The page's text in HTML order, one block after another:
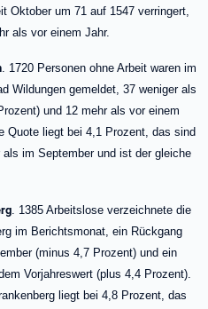
Oktober um 71 auf 1547 verringert,
als vor einem Jahr.
. 1720 Personen ohne Arbeit waren im
Wildungen gemeldet, 37 weniger als
und 12 mehr als vor einem
Quote liegt bei 4,1 Prozent, das sind
im September und ist der gleiche
. 1385 Arbeitslose verzeichnete die
im Berichtsmonat, ein Rückgang
(minus 4,7 Prozent) und ein
Vorjahreswert (plus 4,4 Prozent).
liegt bei 4,8 Prozent, das